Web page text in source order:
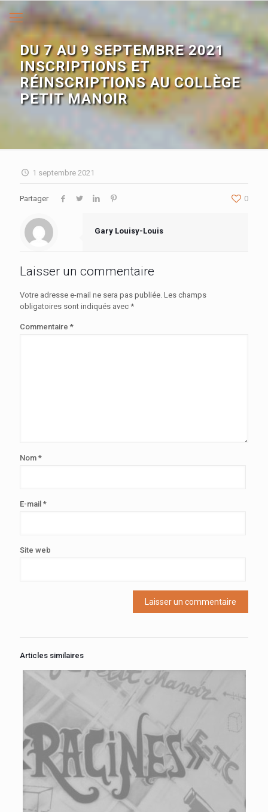
DU 7 AU 9 SEPTEMBRE 2021
INSCRIPTIONS ET
RÉINSCRIPTIONS AU COLLÈGE
PETIT MANOIR
1 septembre 2021
Partager 0
Gary Louisy-Louis
Laisser un commentaire
Votre adresse e-mail ne sera pas publiée. Les champs
obligatoires sont indiqués avec *
Commentaire *
Nom *
E-mail *
Site web
Articles similaires